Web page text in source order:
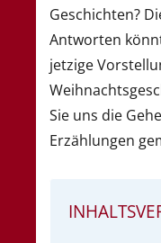
Geschichten?
Antworten
jetzige
Sie uns die
Erzählungen